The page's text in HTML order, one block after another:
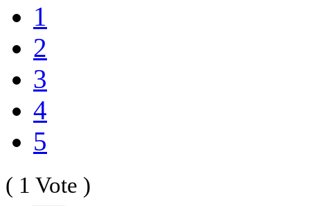
1
2
3
4
5
( 1 Vote )